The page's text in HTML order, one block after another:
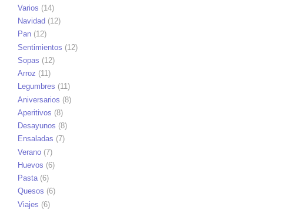
Varios (14)
Navidad (12)
Pan (12)
Sentimientos (12)
Sopas (12)
Arroz (11)
Legumbres (11)
Aniversarios (8)
Aperitivos (8)
Desayunos (8)
Ensaladas (7)
Verano (7)
Huevos (6)
Pasta(6)
Quesos (6)
Viajes (6)